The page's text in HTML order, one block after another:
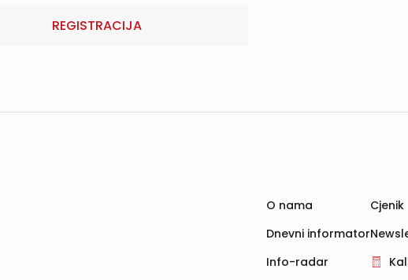
REGISTRACIJA
O nama
Dnevni informator
Info-radar
Cjenik